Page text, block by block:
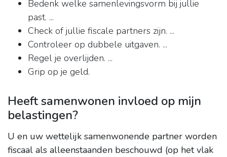
Bedenk welke samenlevingsvorm bij jullie
past. ...
Check of jullie fiscale partners zijn. ...
Controleer op dubbele uitgaven. ...
Regel je overlijden. ...
Grip op je geld.
Heeft samenwonen invloed op mijn
belastingen?
U en uw wettelijk samenwonende partner worden
fiscaal als alleenstaanden beschouwd (op het vlak